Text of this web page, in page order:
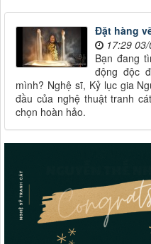
Đặt hàng
17:29
Bạn đang
động độc
mình? Nghệ sĩ, Kỷ lục gia
đầu của nghệ thuật tranh
chọn hoàn hảo.